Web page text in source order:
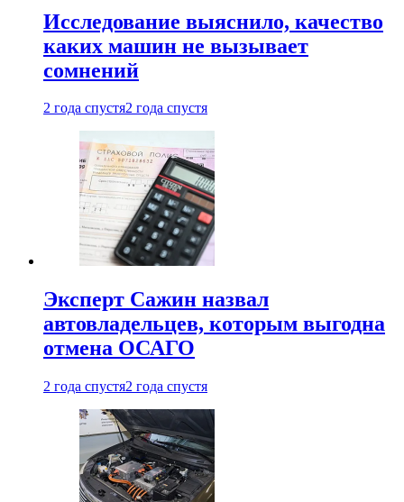
Исследование выяснило, качество
каких машин не вызывает
сомнений
2 года спустя2 года спустя
Эксперт Сажин назвал
автовладельцев, которым выгодна
отмена ОСАГО
2 года спустя2 года спустя